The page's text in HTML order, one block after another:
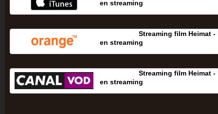
en streaming
Streaming film Heimat
en streaming
Streaming film Heimat
en streaming